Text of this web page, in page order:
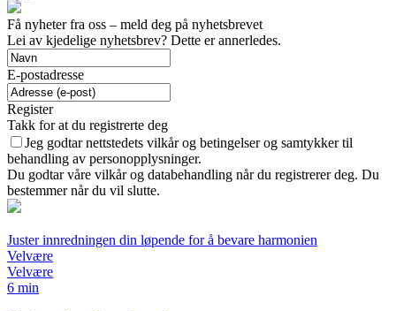
Få nyheter fra oss – meld deg på nyhetsbrevet
Lei av kjedelige nyhetsbrev? Dette er annerledes.
E-postadresse
Register
Takk for at du registrerte deg
Jeg godtar nettstedets vilkår og betingelser og samtykker til
behandling av personopplysninger.
Du godtar våre vilkår og databehandling når du registrerer deg. Du
bestemmer når du vil slutte.
Juster innredningen din løpende for å bevare harmonien
Velvære
Velvære
6 min